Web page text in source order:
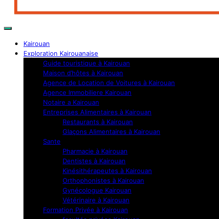
Kairouan
Exploration Kairouanaise
Guide touristique à Kairouan
Maison d’hôtes à Kairouan
Agence de Location de Voitures à Kairouan
Agence Immobiliere Kairouan
Notaire a Kairouan
Entreprises Alimentaires à Kairouan
Restaurants à Kairouan
Glaçons Alimentaires à Kairouan
Sante
Pharmacie à Kairouan
Dentistes à Kairouan
Kinésithérapeutes à Kairouan
Orthophonistes à Kairouan
Gynécologue Kairouan
Vétérinaire à Kairouan
Formation Privée à Kairouan